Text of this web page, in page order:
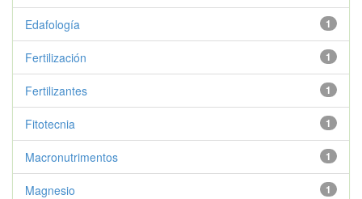
1
Edafología
1
Fertilización
1
Fertilizantes
1
Fitotecnia
1
Macronutrimentos
1
Magnesio